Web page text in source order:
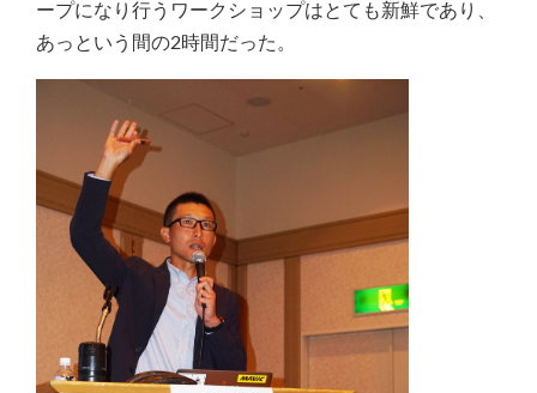
ープになり行うワークショップはとても新鮮であり、
あっという間の2時間だった。